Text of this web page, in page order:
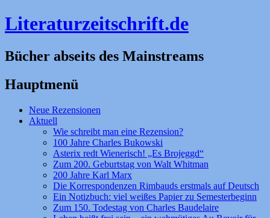
Literaturzeitschrift.de
Bücher abseits des Mainstreams
Hauptmenü
Zum
Inhalt
Neue Rezensionen
Aktuell
Wie schreibt man eine Rezension?
100 Jahre Charles Bukowski
Asterix redt Wienerisch! „Es Brojeggd“
Zum 200. Geburtstag von Walt Whitman
200 Jahre Karl Marx
Die Korrespondenzen Rimbauds erstmals auf Deutsch
Ein Notizbuch: viel weißes Papier zu Semesterbeginn
Zum 150. Todestag von Charles Baudelaire